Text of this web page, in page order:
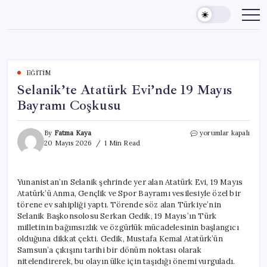
content
EĞITIM
Selanik’te Atatürk Evi’nde 19 Mayıs
Bayramı Coşkusu
By Fatma Kaya
20 Mayıs 2026
1 Min Read
Selanik’te
Bayramı
Coşkusu
için
yorumlar kapalı
Yunanistan’ın Selanik şehrinde yer alan Atatürk Evi, 19 Mayıs
Atatürk’ü Anma, Gençlik ve Spor Bayramı vesilesiyle özel bir
törene ev sahipliği yaptı. Törende söz alan Türkiye’nin
Selanik Başkonsolosu Serkan Gedik, 19 Mayıs’ın Türk
milletinin bağımsızlık ve özgürlük mücadelesinin başlangıcı
olduğuna dikkat çekti. Gedik, Mustafa Kemal Atatürk’ün
Samsun’a çıkışını tarihi bir dönüm noktası olarak
nitelendirerek, bu olayın ülke için taşıdığı önemi vurguladı.